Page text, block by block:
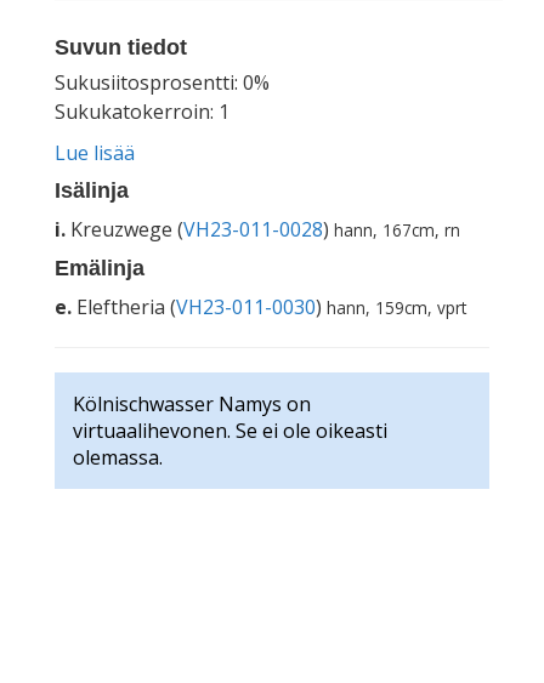
Suvun tiedot
Sukusiitosprosentti: 0%
Sukukatokerroin: 1
Lue lisää
Isälinja
i. Kreuzwege (VH23-011-0028) hann, 167cm, rn
Emälinja
e. Eleftheria (VH23-011-0030) hann, 159cm, vprt
Kölnischwasser Namys on
virtuaalihevonen. Se ei ole oikeasti
olemassa.